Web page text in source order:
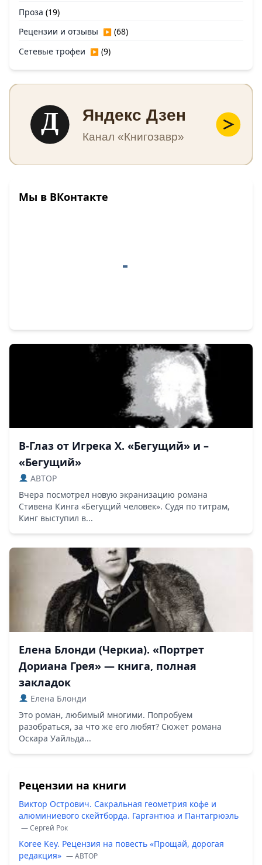
В-Глаз от Игрека Х. «Бегущий» и –
«Бегущий»
ABTOP
Вчера посмотрел новую экранизацию романа
Стивена Кинга «Бегущий человек». Судя по титрам,
Кинг выступил в...
Елена Блонди (Черкиа). «Портрет
Дориана Грея» — книга, полная
закладок
Елена Блонди
Это роман, любимый многими. Попробуем
разобраться, за что же его любят? Сюжет романа
Оскара Уайльда...
Рецензии на книги
Виктор Острович. Сакральная геометрия кофе и
алюминиевого скейтборда. Гаргантюа и Пантагрюэль
— Сергей Рок
Koree Key. Рецензия на повесть «Прощай, дорогая
редакция» — ABTOP
Проза (19)
Рецензии и отзывы ▶ (68)
Сетевые трофеи ▶ (9)
Д Яндекс Дзен
Канал «Книгозавр»
Мы в ВКонтакте